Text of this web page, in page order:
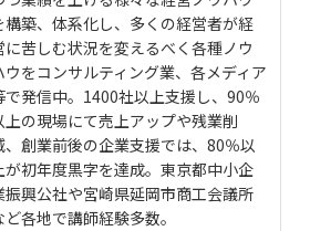
構築、体系化し、多くの経営者が経
に苦しむ状況を変えるべく各種ノウ
ウをコンサルティング業、各メディア
で発信中。1400社以上支援し、90％
上の現場にて売上アップや残業削
、創業前後の企業支援では、80％以
が初年度黒字を達成。東京都中小企
振興公社や宮崎県延岡市商工会議所
ど各地で講師経験多数。